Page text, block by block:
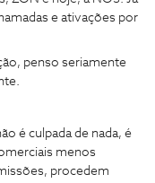
e ativações por
penso seriamente
é culpada de nada, é
menos
procedem